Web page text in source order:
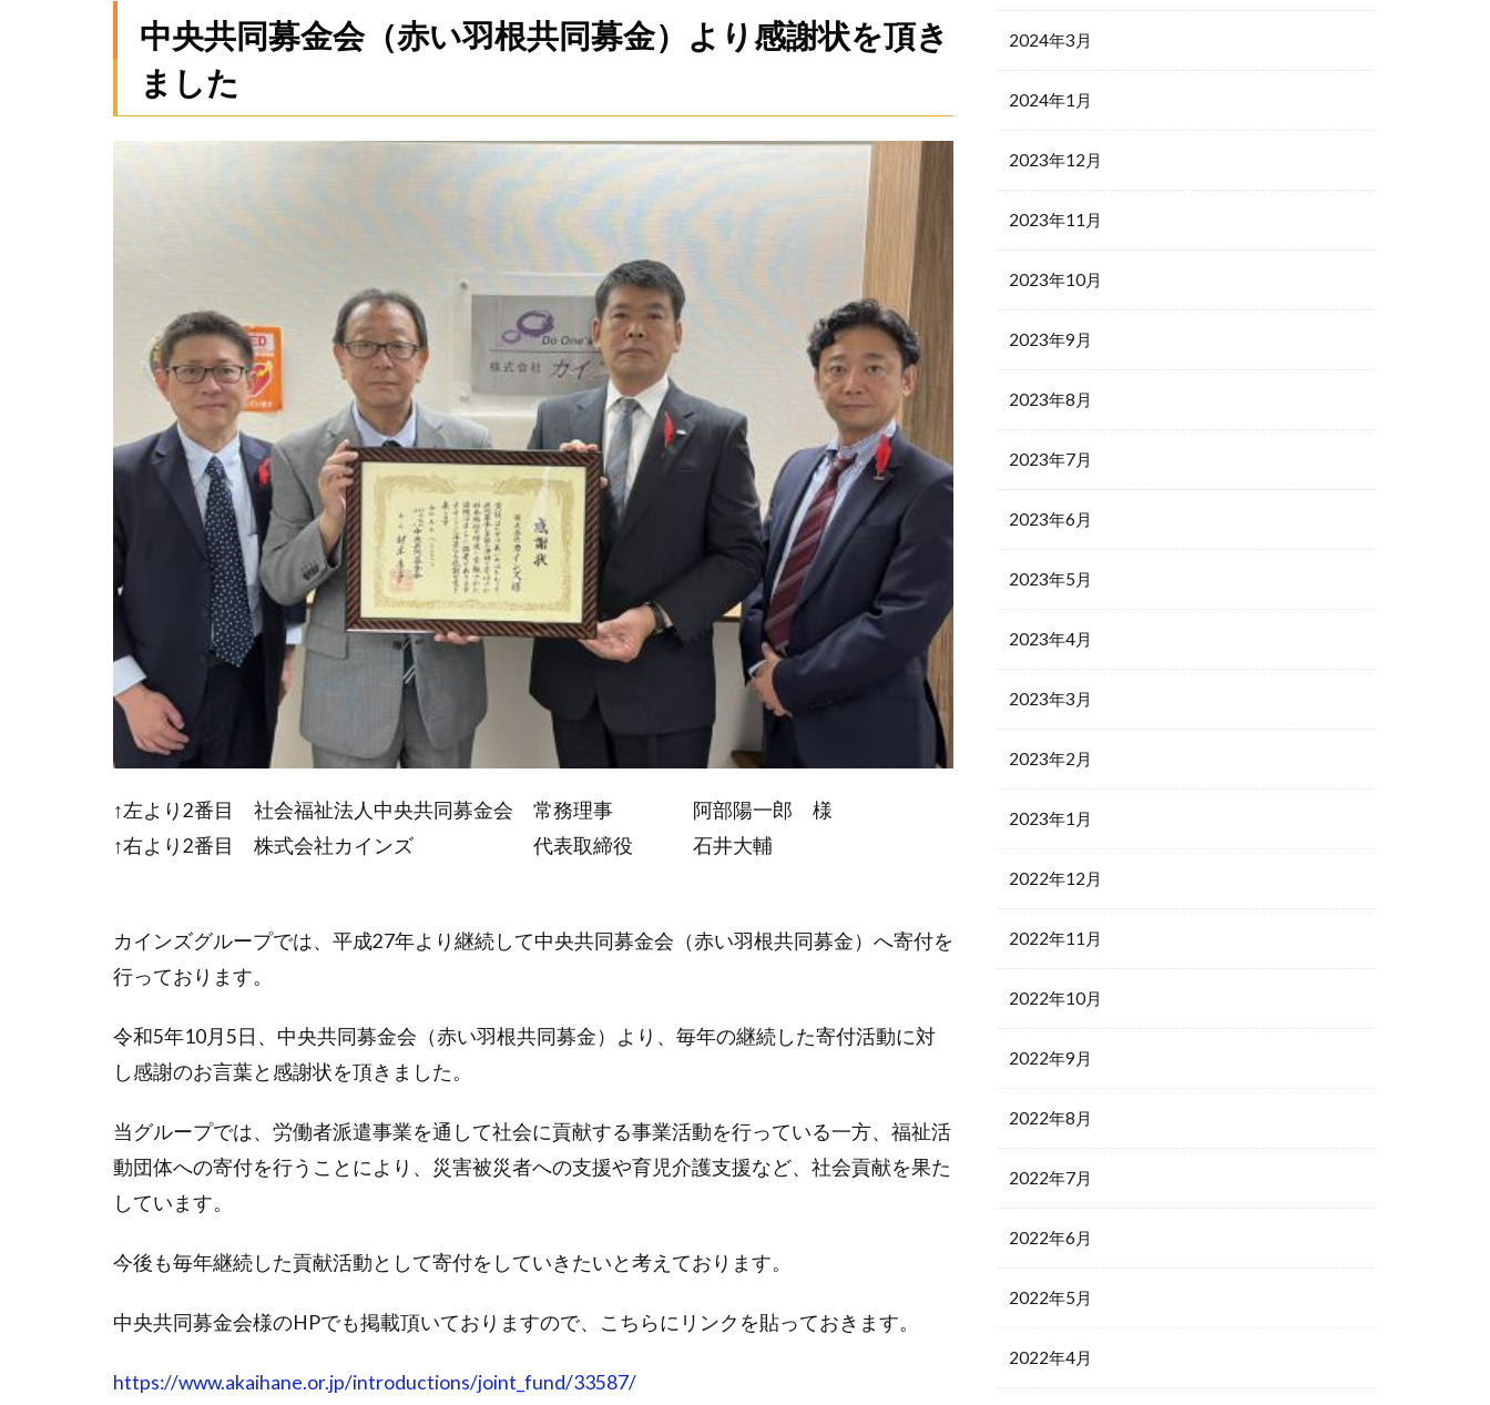
中央共同募金会（赤い羽根共同募金）より感謝状を頂き
ました
↑左より2番目 社会福祉法人中央共同募金会 常務理事 阿部陽一郎 様
↑右より2番目 株式会社カインズ 代表取締役 石井大輔
カインズグループでは、平成27年より継続して中央共同募金会（赤い羽根共同募金）へ寄付を
行っております。
令和5年10月5日、中央共同募金会（赤い羽根共同募金）より、毎年の継続した寄付活動に対
し感謝のお言葉と感謝状を頂きました。
当グループでは、労働者派遣事業を通して社会に貢献する事業活動を行っている一方、福祉活
動団体への寄付を行うことにより、災害被災者への支援や育児介護支援など、社会貢献を果た
しています。
今後も毎年継続した貢献活動として寄付をしていきたいと考えております。
中央共同募金会様のHPでも掲載頂いておりますので、こちらにリンクを貼っておきます。
https://www.akaihane.or.jp/introductions/joint_fund/33587/
2024年3月
2024年1月
2023年12月
2023年11月
2023年10月
2023年9月
2023年8月
2023年7月
2023年6月
2023年5月
2023年4月
2023年3月
2023年2月
2023年1月
2022年12月
2022年11月
2022年10月
2022年9月
2022年8月
2022年7月
2022年6月
2022年5月
2022年4月